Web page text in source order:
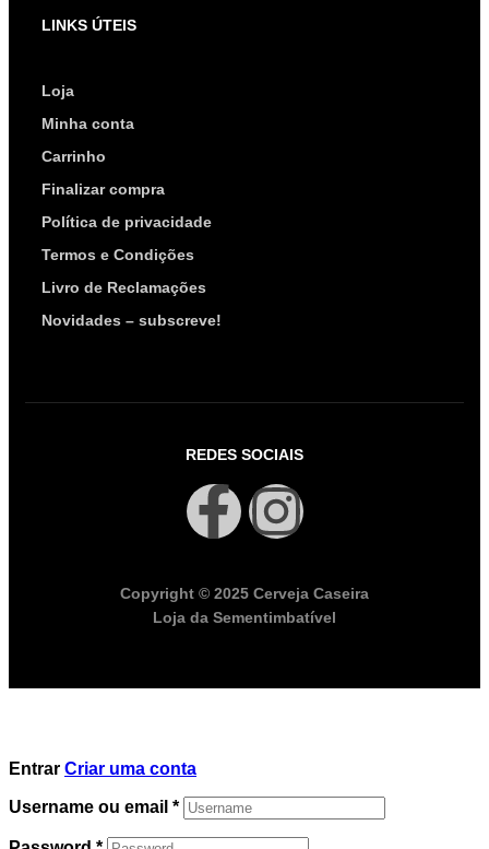
LINKS ÚTEIS
Loja
Minha conta
Carrinho
Finalizar compra
Política de privacidade
Termos e Condições
Livro de Reclamações
Novidades – subscreve!
REDES SOCIAIS
Copyright © 2025 Cerveja Caseira
Loja da Sementimbatível
Entrar Criar uma conta
Username ou email *